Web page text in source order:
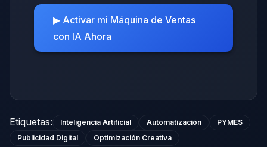
▶ Activar mi Máquina de Ventas
con IA Ahora
Etiquetas: Inteligencia Artificial Automatización
PYMES
Publicidad Digital
Optimización Creativa